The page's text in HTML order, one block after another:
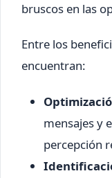
bruscos en las
Entre los
encuentran:
mensajes y
percepción